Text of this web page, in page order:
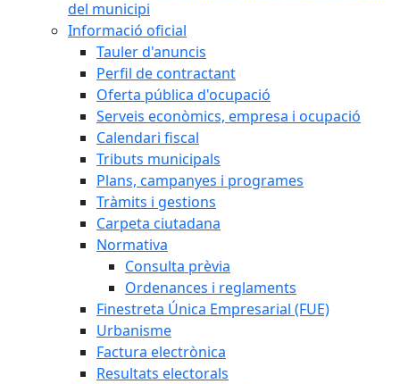
del municipi
Informació oficial
Tauler d'anuncis
Perfil de contractant
Oferta pública d'ocupació
Serveis econòmics, empresa i ocupació
Calendari fiscal
Tributs municipals
Plans, campanyes i programes
Tràmits i gestions
Carpeta ciutadana
Normativa
Consulta prèvia
Ordenances i reglaments
Finestreta Única Empresarial (FUE)
Urbanisme
Factura electrònica
Resultats electorals